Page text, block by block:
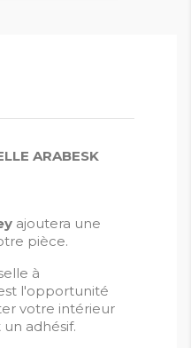
ARABESK
ajoutera une
pièce.
à
l'opportunité
votre intérieur
adhésif.